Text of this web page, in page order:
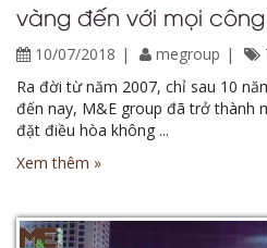
vàng đến với mọi công
10/07/2018 megroup
Ra đời từ năm 2007, chỉ sau 10
đến nay, M&E group đã trở thành
đặt điều hòa không ...
Xem thêm »